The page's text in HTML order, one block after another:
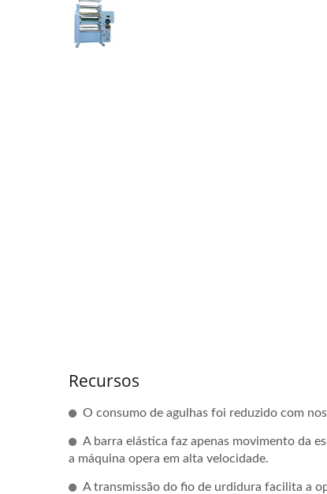
Recursos
O consumo de agulhas foi reduzido com
A barra elástica faz apenas movimento da
a máquina opera em alta velocidade.
A transmissão do fio de urdidura facilita a